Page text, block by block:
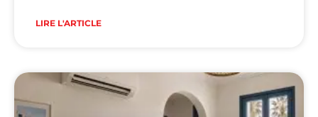
LIRE L'ARTICLE